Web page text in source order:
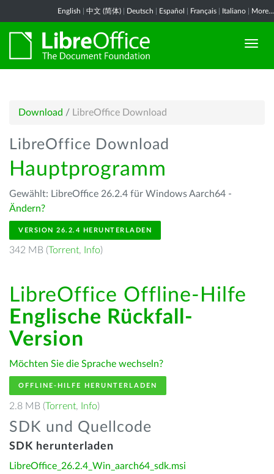
English 中文 (简体) Deutsch Español Français Italiano More...
Download / LibreOffice Download
LibreOffice Download
Hauptprogramm
Gewählt: LibreOffice 26.2.4 für Windows Aarch64 -
Ändern?
VERSION 26.2.4 HERUNTERLADEN
342 MB (Torrent, Info)
LibreOffice Offline-Hilfe
Englische Rückfall-
Version
Möchten Sie die Sprache wechseln?
OFFLINE-HILFE HERUNTERLADEN
2.8 MB (Torrent, Info)
SDK und Quellcode
SDK herunterladen
LibreOffice_26.2.4_Win_aarch64_sdk.msi